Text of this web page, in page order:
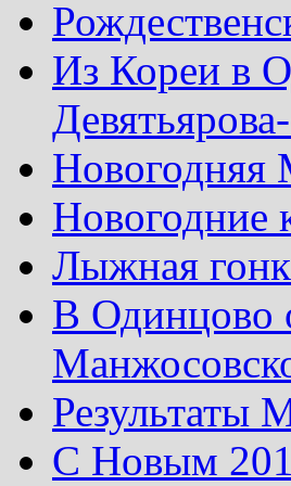
Из Кореи в
Новогодняя
Новогодние
Лыжная
В Одинцово
Результаты
С Новым